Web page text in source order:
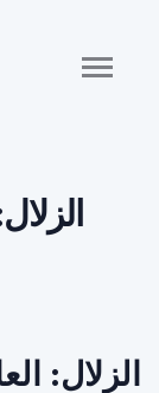
الزلال: